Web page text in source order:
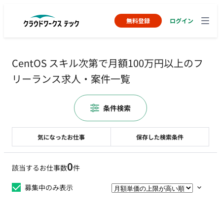
無料登録 ログイン
CentOS スキル次第で月額100万円以上のフ
リーランス求人・案件一覧
該当するお仕事数0件
募集中のみ表示
気になったお仕事 保存した検索条件
条件検索